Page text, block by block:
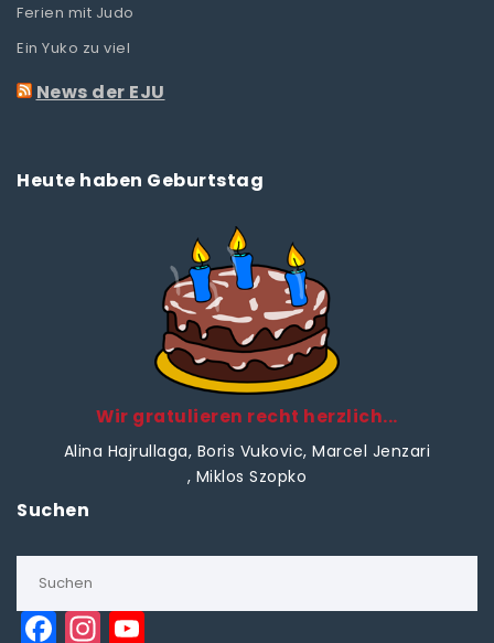
Ferien mit Judo
Ein Yuko zu viel
News der EJU
Heute haben Geburtstag
Wir gratulieren recht herzlich...
Alina Hajrullaga, Boris Vukovic, Marcel Jenzari
, Miklos Szopko
Suchen
F In Y